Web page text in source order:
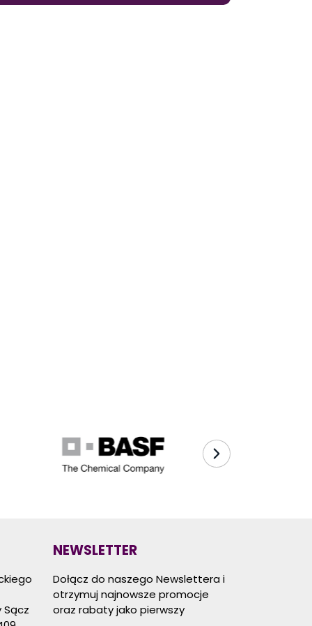
Sącz
NEWSLETTER
Dołącz do naszego Newslettera i
otrzymuj najnowsze promocje
oraz rabaty jako pierwszy